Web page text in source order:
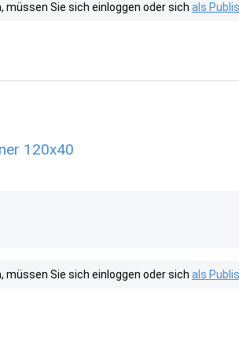
Sie sich einloggen oder sich als
120x40
Sie sich einloggen oder sich als